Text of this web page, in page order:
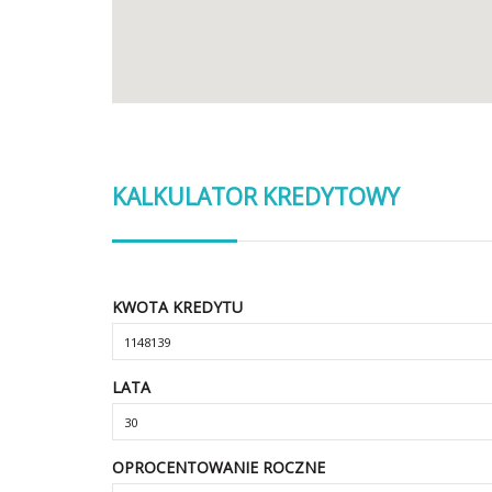
KALKULATOR KREDYTOWY
KWOTA KREDYTU
LATA
OPROCENTOWANIE ROCZNE